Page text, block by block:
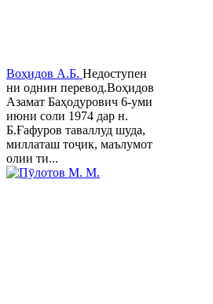
Воҳидов А.Б. Недоступен
ни однин перевод.Воҳидов
Азамат Баҳодурович 6-уми
июни соли 1974 дар н.
Б.Ғафуров таваллуд шуда,
миллаташ тоҷик, маълумот
олии ти...